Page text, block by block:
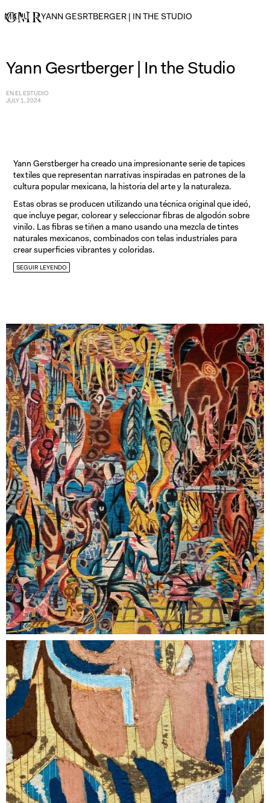
MENÚ →YANN GESRTBERGER | IN THE STUDIO
Yann Gesrtberger | In the Studio
EN EL ESTUDIO
JULY 1, 2024
Yann Gerstberger ha creado una impresionante serie de tapices
textiles que representan narrativas inspiradas en patrones de la
cultura popular mexicana, la historia del arte y la naturaleza.
Estas obras se producen utilizando una técnica original que ideó,
que incluye pegar, colorear y seleccionar fibras de algodón sobre
vinilo. Las fibras se tiñen a mano usando una mezcla de tintes
naturales mexicanos, combinados con telas industriales para
crear superficies vibrantes y coloridas.
Inspirado por figuras influyentes como Picabia, Matisse y Henri
abstracción. En su obra, se despliega un repertorio de formas
ambiguas y místicas.
SEGUIR LEYENDO